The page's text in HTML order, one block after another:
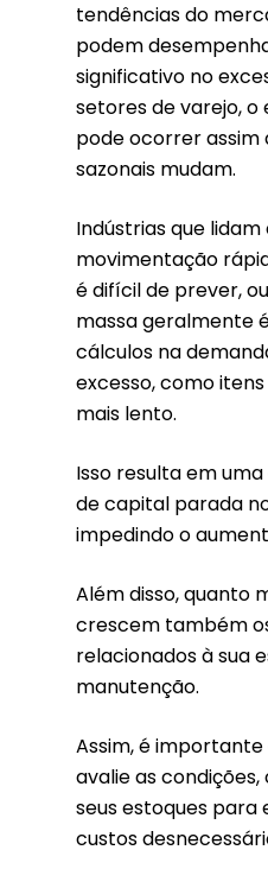
tendências do
podem
significativo no
setores de varejo, o
pode ocorrer assim
sazonais mudam.
Indústriasque lidam
movimentação
é difícil de prever,
massa geralmente
cálculos na
excesso, como
mais lento.
Isso resulta em
de capital parada
impedindo o
Além disso, quanto
crescem também
relacionados à sua
manutenção.
Assim, é
avalie as
seus estoques para
custos